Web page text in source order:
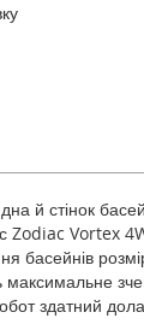
й стінок
Zodiac Vortex
басейнів
максимальне
здатний